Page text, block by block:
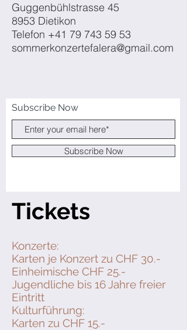
Guggenbühlstrasse 45
8953 Dietikon
Telefon +41 79 743 59 53
sommerkonzertefalera@gmail.com
Subscribe Now
Subscribe Now
Tickets
Konzerte:
Karten je Konzert zu CHF 30.-
Einheimische CHF 25.-
Jugendliche bis 16 Jahre freier
Eintritt
Kulturführung:
Karten zu CHF 15.-